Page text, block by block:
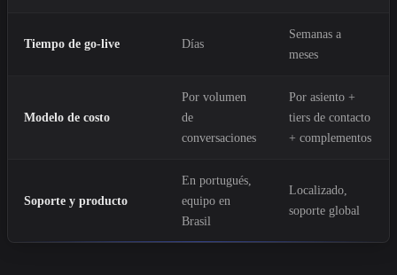
Tiempo de go-live Días
Semanas a
meses
Modelo de costo
Por volumen
de
conversaciones
Por asiento +
tiers de contacto
+ complementos
Soporte y producto
En portugués,
equipo en
Brasil
Localizado,
soporte global